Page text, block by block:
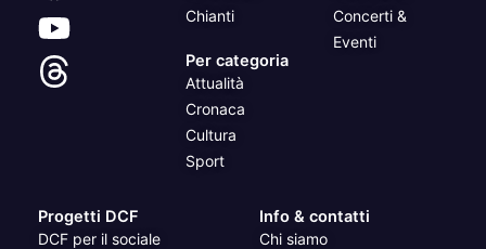
Chianti
Per categoria
Attualità
Cronaca
Cultura
Sport
Concerti &
Eventi
Progetti DCF
DCF per il sociale
Info & contatti
Chi siamo